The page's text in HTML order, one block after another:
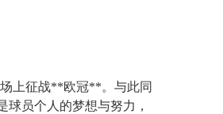
上征战**欧冠**。与此同
员个人的梦想与努力，